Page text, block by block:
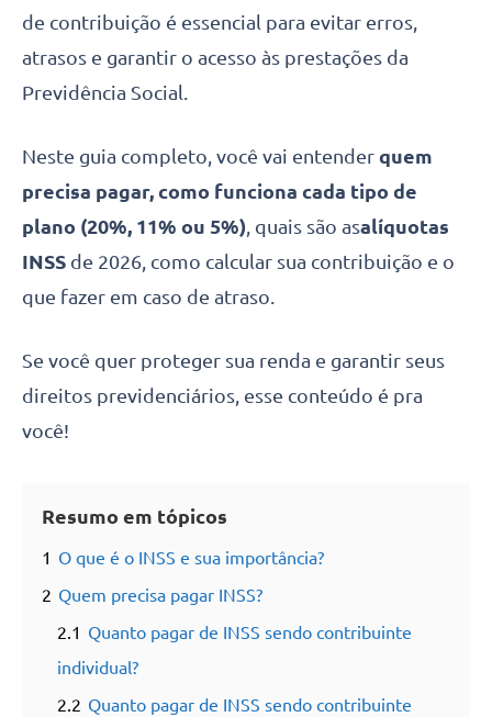
de contribuição é essencial para evitar erros,
atrasos e garantir o acesso às prestações da
Previdência Social.
Neste guia completo, você vai entender quem
precisa pagar, como funciona cada tipo de
plano (20%, 11% ou 5%), quais são asalíquotas
INSS de 2026, como calcular sua contribuição e o
que fazer em caso de atraso.
Se você quer proteger sua renda e garantir seus
direitos previdenciários, esse conteúdo é pra
você!
Resumo em tópicos
1 O que é o INSS e sua importância?
2 Quem precisa pagar INSS?
2.1 Quanto pagar de INSS sendo contribuinte
individual?
2.2 Quanto pagar de INSS sendo contribuinte